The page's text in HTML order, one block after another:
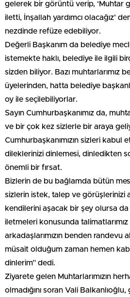
gelerek bir görüntü verip, ‘Muhtar
iletti, İnşallah yardımcı olacağız’
nezdinde refüze edebiliyor.
Değerli Başkanım da belediye
istemekte haklı, belediye ile ilgili
sizden biliyor. Bazı muhtarlarımız
üyelerinden, hatta belediye
oy ile seçilebiliyorlar.
Sayın Cumhurbaşkanımız da,
ve bir çok kez sizlerle bir araya
Cumhurbaşkanımızın sizleri kabul
dileklerinizi dinlemesi, dinledikten
önemli bir fırsat.
Bizlerin de bu bağlamda bütün
sizlerin istek, talep ve görüşlerinizi
kendilerini aşacak bir şey olursa
iletmeleri konusunda
arkadaşlarımızın benden randevu
müsait olduğum zaman hemen
dinlerim” dedi.
Ziyarete gelen Muhtarlarımızın
olmadığını soran Vali